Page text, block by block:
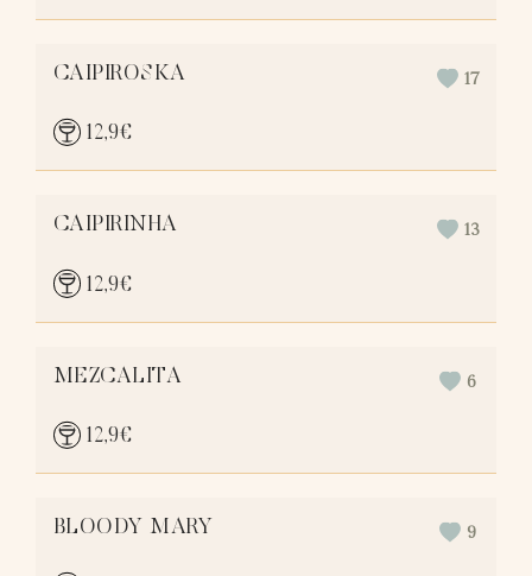
CAIPIROSKA 17
12,9€
CAIPIRINHA 13
12,9€
MEZCALITA 6
12,9€
BLOODY MARY 9